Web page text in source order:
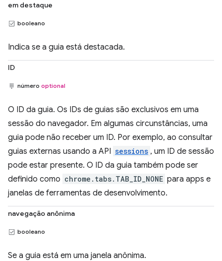
em destaque
booleano
Indica se a guia está destacada.
ID
número optional
O ID da guia. Os IDs de guias são exclusivos em uma
sessão do navegador. Em algumas circunstâncias, uma
guia pode não receber um ID. Por exemplo, ao consultar
guias externas usando a API sessions , um ID de sessão
pode estar presente. O ID da guia também pode ser
definido como chrome.tabs.TAB_ID_NONE para apps e
janelas de ferramentas de desenvolvimento.
navegação anônima
booleano
Se a guia está em uma janela anônima.